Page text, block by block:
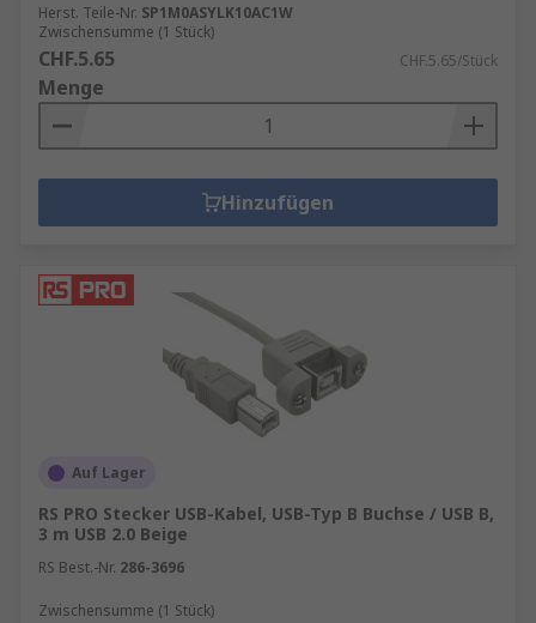
Herst. Teile-Nr. SP1M0ASYLK10AC1W
Zwischensumme (1 Stück)
CHF.5.65 CHF.5.65/Stück
Menge
Hinzufügen
Auf Lager
RS PRO Stecker USB-Kabel, USB-Typ B Buchse / USB B,
3 m USB 2.0 Beige
RS Best.-Nr. 286-3696
Zwischensumme (1 Stück)